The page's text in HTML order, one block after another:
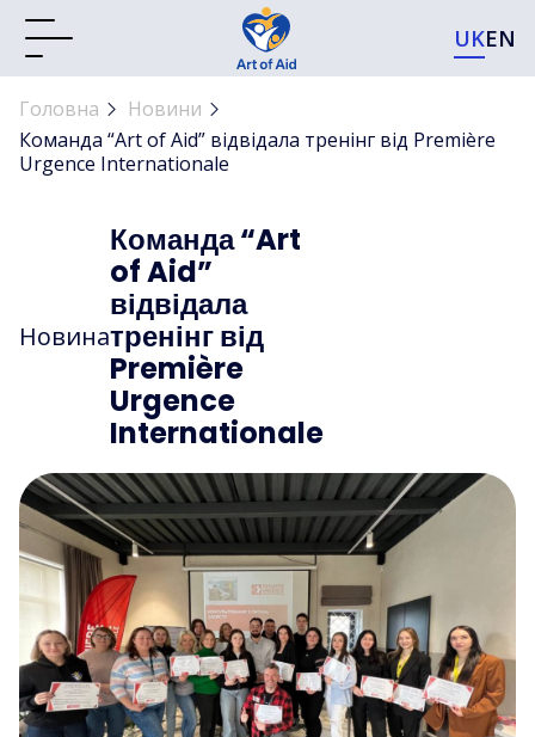
UKEN
Головна
Новини
Команда “Art of Aid” відвідала тренінг від Première
Urgence Internationale
Новина
Команда “Art
of Aid”
відвідала
тренінг від
Première
Urgence
Internationale